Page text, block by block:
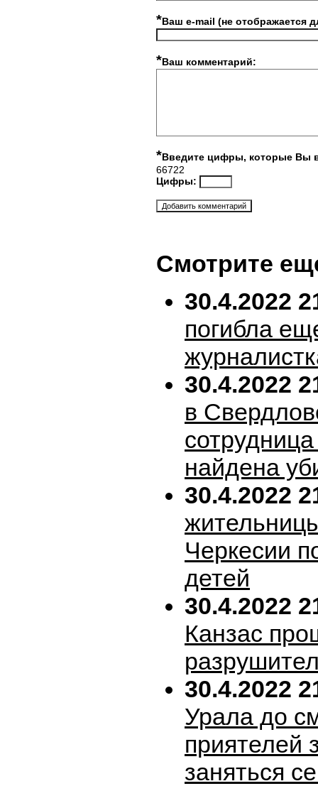
*Ваш e-mail (не отображается
*Ваш комментарий:
*Введите цифры, которые Вы
66722
Цифры:
Смотрите
30.4.2022
погибла
30.4.2022
в
найдена
30.4.2022
Черкесии
детей
30.4.2022
Канзас
30.4.2022
Урала до
приятелей
заняться